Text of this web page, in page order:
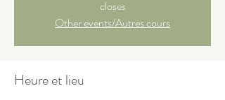
closes
Other events/Autres cours
Heure et lieu